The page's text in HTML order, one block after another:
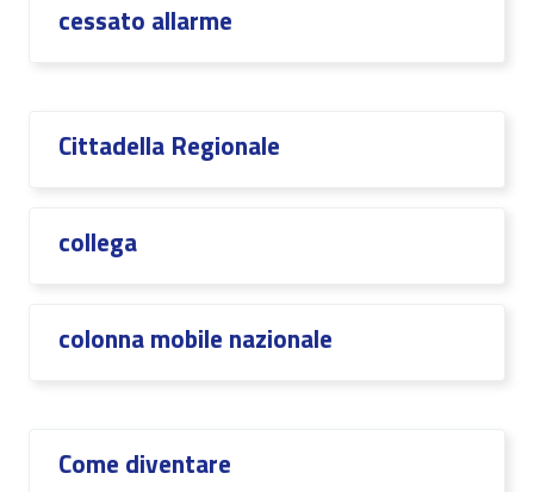
cessato allarme
Cittadella Regionale
collega
colonna mobile nazionale
Come diventare